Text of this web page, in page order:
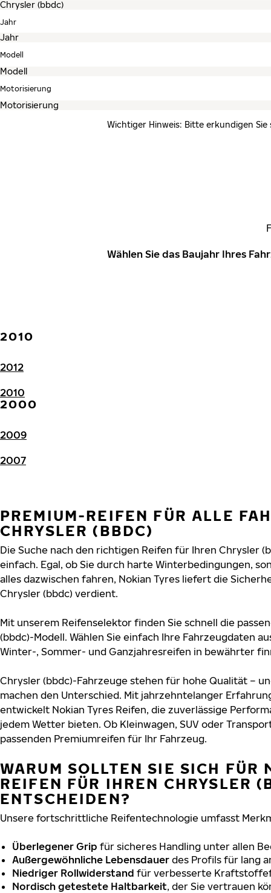
Jahr
Modell
Motorisierung
Wichtiger Hinweis: Bitte erkundigen
Wählen Sie das Baujahr Ihres
2010
2012
2010
2000
2009
2007
PREMIUM-REIFEN FÜR ALLE
CHRYSLER (BBDC)
Die Suche nach den richtigen Reifen für Ihren Chrysler
einfach. Egal, ob Sie durch harte Winterbedingungen,
alles dazwischen fahren, Nokian Tyres liefert die
Chrysler (bbdc) verdient.
Mit unserem Reifenselektor finden Sie schnell die
(bbdc)-Modell. Wählen Sie einfach Ihre Fahrzeugdaten
Winter-, Sommer- und Ganzjahresreifen in bewährter
Chrysler (bbdc)-Fahrzeuge stehen für hohe Qualität –
machen den Unterschied. Mit jahrzehntelanger
entwickelt Nokian Tyres Reifen, die zuverlässige
jedem Wetter bieten. Ob Kleinwagen, SUV oder
passenden Premiumreifen für Ihr Fahrzeug.
WARUM SOLLTEN SIE SICH FÜR
REIFEN FÜR IHREN CHRYSLER
ENTSCHEIDEN?
Unsere fortschrittliche Reifentechnologie umfasst
Überlegener Grip für sicheres Handling unter allen
Außergewöhnliche Lebensdauer des Profils für lang
Niedriger Rollwiderstand für verbesserte
Nordisch getestete Haltbarkeit, der Sie vertrauen